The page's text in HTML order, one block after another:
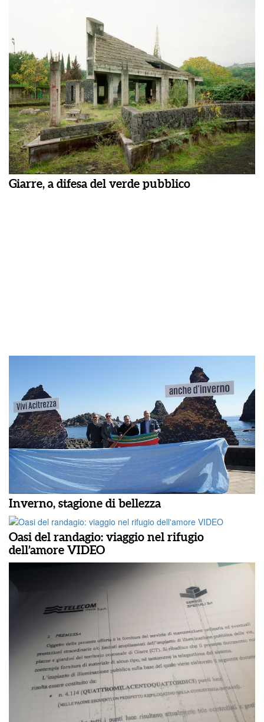
Giarre, a difesa del verde pubblico
Inverno, stagione di bellezza
Oasi del randagio: viaggio nel rifugio
dell’amore VIDEO